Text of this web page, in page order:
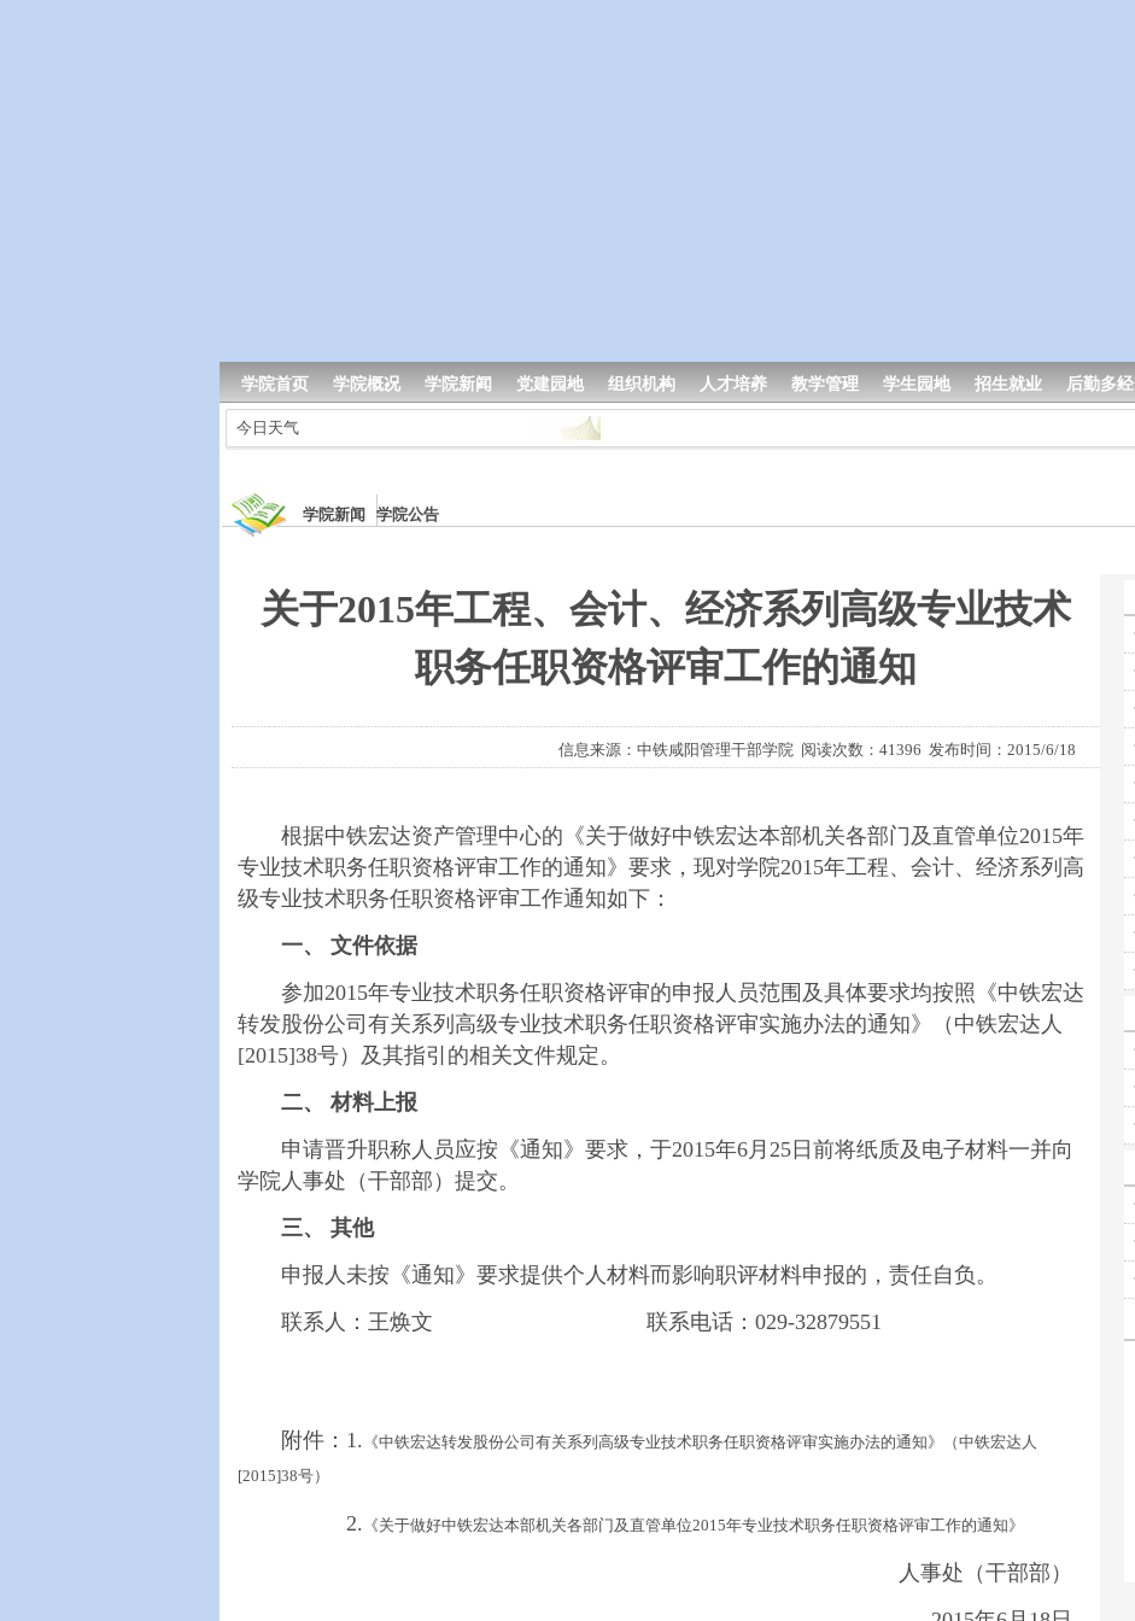
学院首页 学院概况 学院新闻 党建园地 组织机构 人才培养 教学管理 学生园地 招生就业 后勤多经
今日天气
学院新闻 学院公告
关于2015年工程、会计、经济系列高级专业技术
职务任职资格评审工作的通知
信息来源：中铁咸阳管理干部学院 阅读次数：41396 发布时间：2015/6/18
根据中铁宏达资产管理中心的《关于做好中铁宏达本部机关各部门及直管单位2015年
专业技术职务任职资格评审工作的通知》要求，现对学院2015年工程、会计、经济系列高
级专业技术职务任职资格评审工作通知如下：
一、 文件依据
参加2015年专业技术职务任职资格评审的申报人员范围及具体要求均按照《中铁宏达
转发股份公司有关系列高级专业技术职务任职资格评审实施办法的通知》（中铁宏达人
[2015]38号）及其指引的相关文件规定。
二、 材料上报
申请晋升职称人员应按《通知》要求，于2015年6月25日前将纸质及电子材料一并向
学院人事处（干部部）提交。
三、 其他
申报人未按《通知》要求提供个人材料而影响职评材料申报的，责任自负。
联系人：王焕文 联系电话：029-32879551
附件：1. 《中铁宏达转发股份公司有关系列高级专业技术职务任职资格评审实施办法的通知》（中铁宏达人
[2015]38号）
2. 《关于做好中铁宏达本部机关各部门及直管单位2015年专业技术职务任职资格评审工作的通知》
人事处（干部部）